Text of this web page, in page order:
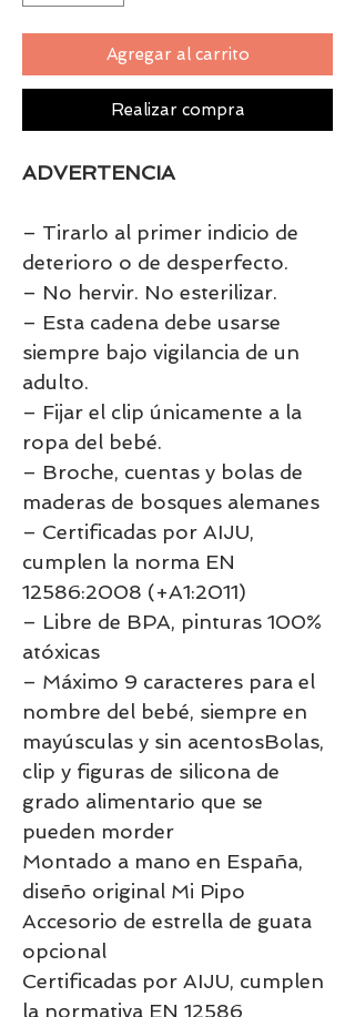
Agregar al carrito
Realizar compra
ADVERTENCIA
– Tirarlo al primer indicio de
deterioro o de desperfecto.
– No hervir. No esterilizar.
– Esta cadena debe usarse
siempre bajo vigilancia de un
adulto.
– Fijar el clip únicamente a la
ropa del bebé.
– Broche, cuentas y bolas de
maderas de bosques alemanes
– Certificadas por AIJU,
cumplen la norma EN
12586:2008 (+A1:2011)
– Libre de BPA, pinturas 100%
atóxicas
– Máximo 9 caracteres para el
nombre del bebé, siempre en
mayúsculas y sin acentosBolas,
clip y figuras de silicona de
grado alimentario que se
pueden morder
Montado a mano en España,
diseño original Mi Pipo
Accesorio de estrella de guata
opcional
Certificadas por AIJU, cumplen
la normativa EN 12586